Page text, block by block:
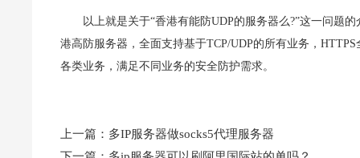
以上就是关于“香港有能防UDP的服务器么?”这一问题
港高防服务器，全面支持基于TCP/UDP的所有业务，
各类业务，满足不同业务的安全防护需求。
上一篇： 多IP服务器做socks5代理服务器